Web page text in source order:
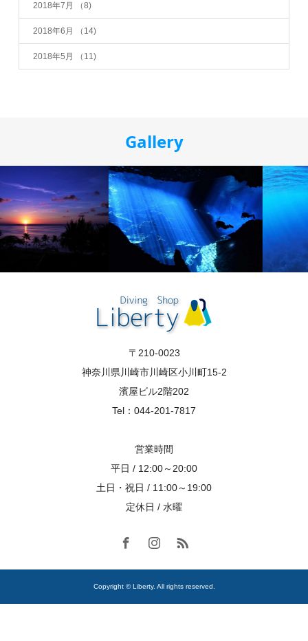
2018年7月 （8)
2018年6月 （14)
2018年5月 （11)
Gallery
〒210-0023
神奈川県川崎市川崎区小川町15-2
濱屋ビル2階202
Tel：044-201-7817
営業時間
平日 / 12:00～20:00
土日・祝日 / 11:00～19:00
定休日 / 水曜
Copyright © Liberty. All rights reserved.